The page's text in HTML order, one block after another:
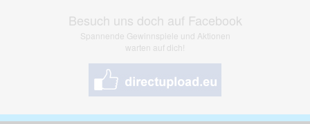
Besuch uns doch auf Facebook
Spannende Gewinnspiele und Aktionen
warten auf dich!